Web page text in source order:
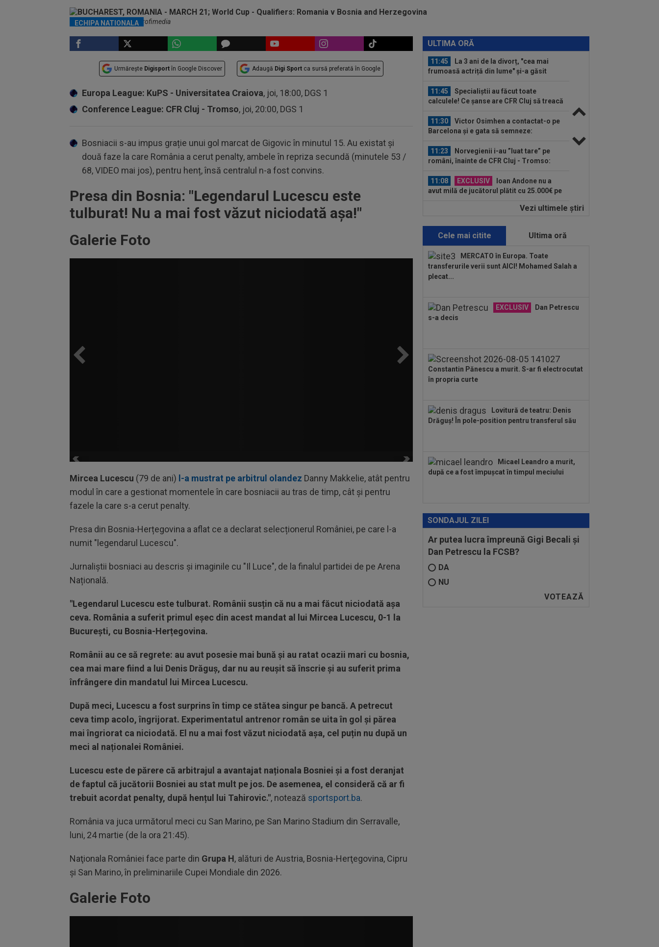
ECHIPA NATIONALA
Mircea Lucescu / Foto: Profimedia
Urmărește Digisport în Google Discover Adaugă Digi Sport ca sursă preferată în Google
Europa League: KuPS - Universitatea Craiova, joi, 18:00, DGS 1
Conference League: CFR Cluj - Tromso, joi, 20:00, DGS 1
Bosniacii s-au impus grație unui gol marcat de Gigovic în minutul 15. Au existat și
două faze la care România a cerut penalty, ambele în repriza secundă (minutele 53 /
68, VIDEO mai jos), pentru henț, însă centralul n-a fost convins.
Presa din Bosnia: "Legendarul Lucescu este
tulburat! Nu a mai fost văzut niciodată așa!"
Galerie Foto
Mircea Lucescu (79 de ani) l-a mustrat pe arbitrul olandez Danny Makkelie, atât pentru
modul în care a gestionat momentele în care bosniacii au tras de timp, cât și pentru
fazele la care s-a cerut penalty.
Presa din Bosnia-Herțegovina a aflat ce a declarat selecționerul României, pe care l-a
numit "legendarul Lucescu".
Jurnaliștii bosniaci au descris și imaginile cu "Il Luce", de la finalul partidei de pe Arena
Națională.
"Legendarul Lucescu este tulburat. Românii susțin că nu a mai făcut niciodată așa
ceva. România a suferit primul eșec din acest mandat al lui Mircea Lucescu, 0-1 la
București, cu Bosnia-Herțegovina.
Românii au ce să regrete: au avut posesie mai bună și au ratat ocazii mari cu bosnia,
cea mai mare fiind a lui Denis Drăguș, dar nu au reușit să înscrie și au suferit prima
înfrângere din mandatul lui Mircea Lucescu.
După meci, Lucescu a fost surprins în timp ce stătea singur pe bancă. A petrecut
ceva timp acolo, îngrijorat. Experimentatul antrenor român se uita în gol și părea
mai îngriorat ca niciodată. El nu a mai fost văzut niciodată așa, cel puțin nu după un
meci al naționalei României.
Lucescu este de părere că arbitrajul a avantajat naționala Bosniei și a fost deranjat
de faptul că jucătorii Bosniei au stat mult pe jos. De asemenea, el consideră că ar fi
trebuit acordat penalty, după hențul lui Tahirovic.", notează sportsport.ba.
România va juca următorul meci cu San Marino, pe San Marino Stadium din Serravalle,
luni, 24 martie (de la ora 21:45).
Naţionala României face parte din Grupa H, alături de Austria, Bosnia-Herţegovina, Cipru
şi San Marino, în preliminariile Cupei Mondiale din 2026.
Galerie Foto
ULTIMA ORĂ
știută dintre Craiova și Kuopio.
Universitatea și...
11:45
La 3 ani de la divorț, "cea mai
frumoasă actriță din lume" și-a găsit
11:45
Specialiștii au făcut toate
calculele! Ce șanse are CFR Cluj să treacă
11:30
Victor Osimhen a contactat-o pe
Barcelona și e gata să semneze:
11:23
Norvegienii i-au ”luat tare” pe
români, înainte de CFR Cluj - Tromso:
11:08
EXCLUSIV
Ioan Andone nu a
avut milă de jucătorul plătit cu 25.000€ pe
De nicăieri! Barcelona s-a întâlnit
12:28 FOTO
Georgina, făcută "grasă"
chiar înainte de nunta cu Ronaldo!
Antonela nu a stat...
12:24
Un club din SuperLigă, aproape
să dea lovitura! Tratative avansate cu
explodat”: ”M-am săturat”
Vezi ultimele ştiri
Cele mai citite Ultima oră
MERCATO în Europa. Toate
transferurile verii sunt AICI! Mohamed Salah a
plecat...
EXCLUSIV
Dan Petrescu
s-a decis
Constantin Pănescu a murit. S-ar fi electrocutat
în propria curte
Lovitură de teatru: Denis
Drăguș! În pole-position pentru transferul său
Micael Leandro a murit,
după ce a fost împușcat în timpul meciului
SONDAJUL ZILEI
Ar putea lucra împreună Gigi Becali și
Dan Petrescu la FCSB?
DA
NU